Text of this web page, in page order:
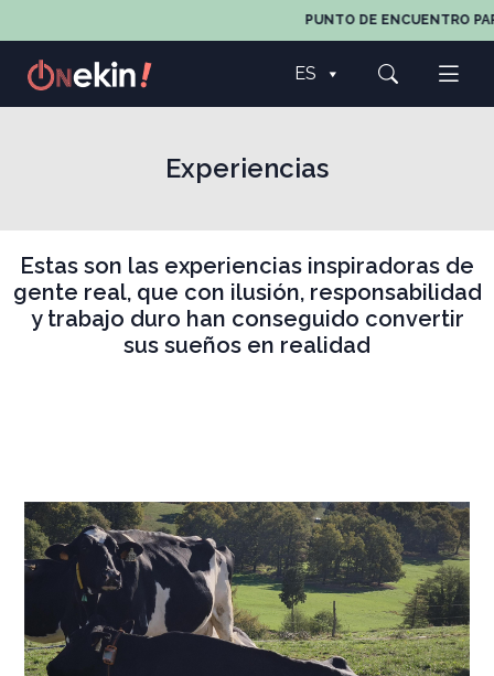
PUNTO DE ENCUENTRO PARA
ES
Experiencias
Estas son las experiencias inspiradoras de
gente real, que con ilusión, responsabilidad
y trabajo duro han conseguido convertir
sus sueños en realidad